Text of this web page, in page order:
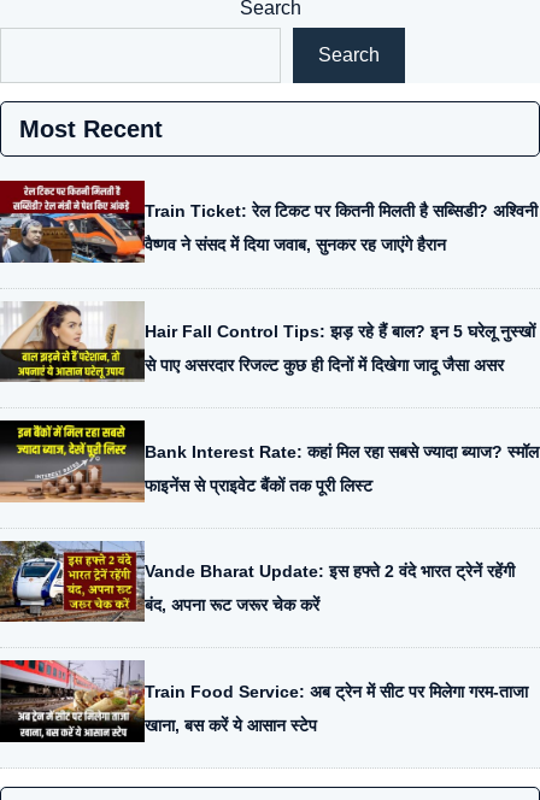
Search
Search
Most Recent
Train Ticket: रेल टिकट पर कितनी मिलती है सब्सिडी? अश्विनी
वैष्णव ने संसद में दिया जवाब, सुनकर रह जाएंगे हैरान
Hair Fall Control Tips: झड़ रहे हैं बाल? इन 5 घरेलू नुस्खों
से पाए असरदार रिजल्ट कुछ ही दिनों में दिखेगा जादू जैसा असर
Bank Interest Rate: कहां मिल रहा सबसे ज्यादा ब्याज? स्मॉल
फाइनेंस से प्राइवेट बैंकों तक पूरी लिस्ट
Vande Bharat Update: इस हफ्ते 2 वंदे भारत ट्रेनें रहेंगी
बंद, अपना रूट जरूर चेक करें
Train Food Service: अब ट्रेन में सीट पर मिलेगा गरम-ताजा
खाना, बस करें ये आसान स्टेप